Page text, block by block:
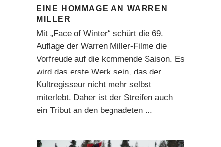
EINE HOMMAGE AN WARREN
MILLER
Mit „Face of Winter“ schürt die 69.
Auflage der Warren Miller-Filme die
Vorfreude auf die kommende Saison. Es
wird das erste Werk sein, das der
Kultregisseur nicht mehr selbst
miterlebt. Daher ist der Streifen auch
ein Tribut an den begnadeten